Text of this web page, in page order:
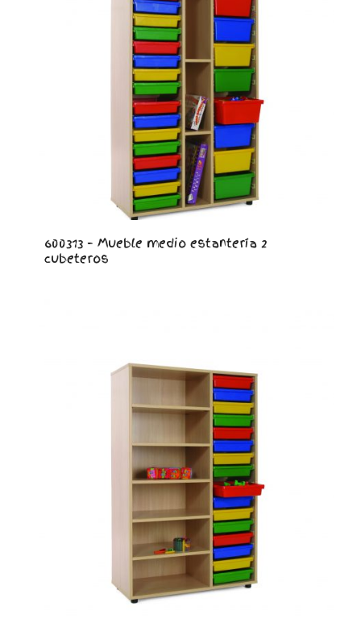
600313 – Mueble medio estantería 2
cubeteros